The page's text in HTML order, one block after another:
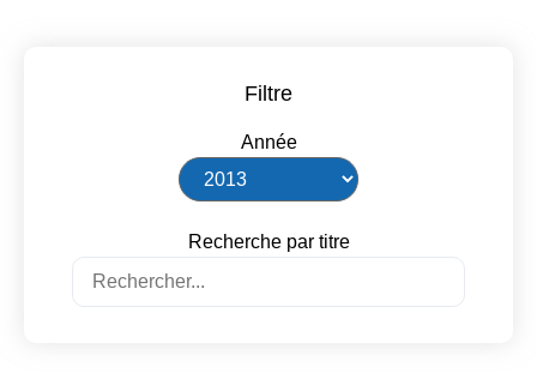
Filtre
Année
Recherche par titre